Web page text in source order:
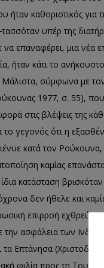
καθοριστικός για
τασσόταν υπέρ της
να επαναφέρει, μια
ήταν κάτι το
σύμφωνα με
1977, σ. 55),
στις βλέψεις της
το γεγονός ότι η
κατά τον
καμίας
κατάσταση
δεν ήθελε και
επιρροή
ασφάλεια των
Επτάνησα
φιλία προς τη